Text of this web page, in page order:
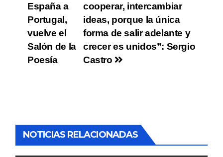
cooperar, intercambiar
ideas, porque la única
forma de salir adelante y
crecer es unidos”: Sergio
Castro
España a
Portugal,
vuelve el
Salón de la
Poesía
NOTICIAS RELACIONADAS